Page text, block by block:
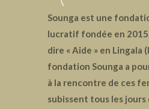
Sounga est une
lucratif fondée en
dire « Aide » en Lingala
fondation Sounga a
à la rencontre de ces
subissent tous les jours